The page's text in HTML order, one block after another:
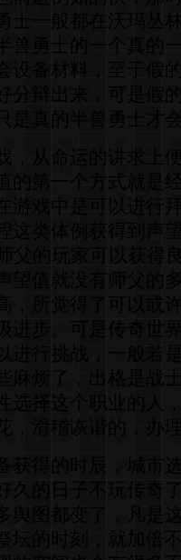
士一般都在沃玛丛
兽勇士的一个真的
设备材料，至于假
分辩出来，可是假
是真的半兽勇士才
，从命运的讲求上
的第一个方式就是
游戏中是可以进行
这类体例获得到声
父的玩家可以获得
望值就没有师父的
，所觉得了可以或
进步。可是传奇世
进行挑战，一般若
麻烦了，出格是战
选择这个职业的人
，滑稽诙谐的，办
获得的时辰，城市
久的日子不玩传奇
舆图都变了，凡是
坛的时刻，就加倍